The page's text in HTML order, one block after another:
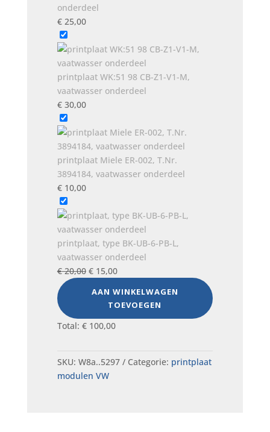
onderdeel
€25,00
printplaat WK:51 98 CB-Z1-V1-M,
vaatwasser onderdeel
€30,00
printplaat Miele ER-002, T.Nr.
3894184, vaatwasser onderdeel
€10,00
printplaat, type BK-UB-6-PB-L,
vaatwasser onderdeel
€20,00 Oorspronkelijke
was:
€ 20,00.
€15,00Huidige
is:
€ 15,00.
AAN WINKELWAGEN
TOEVOEGEN
Total: €100,00
SKU: W8a..5297 Categorie: printplaat
modulen VW